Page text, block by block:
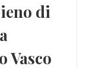
di
Vasco